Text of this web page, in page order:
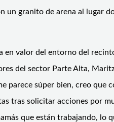
un granito de arena al lugar
en valor del entorno del
del sector Parte Alta,
parece súper bien, creo que
tras solicitar acciones por
que están trabajando, lo